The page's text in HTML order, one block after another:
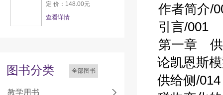
定 价：148.00元
查看详情
图书分类 全部图书
教学用书
作者简介/
引言/001
第一章 供
论凯恩斯模
供给侧/014